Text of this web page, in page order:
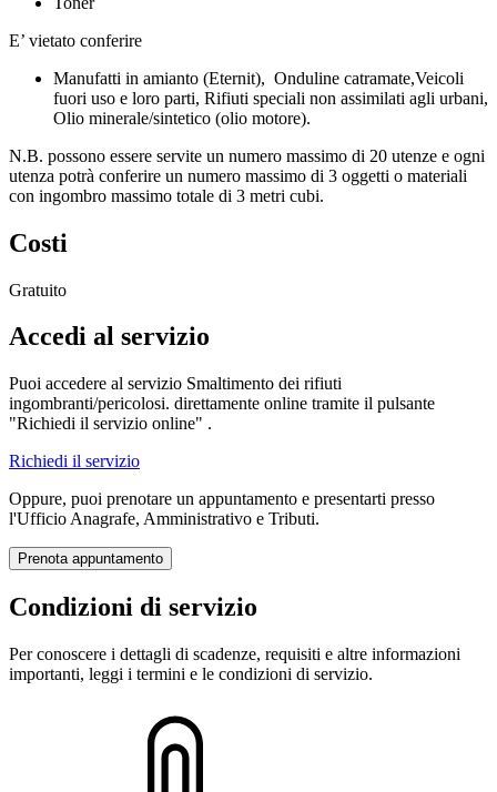
E’ vietato conferire
Manufatti in amianto (Eternit), Onduline catramate,Veicoli
fuori uso e loro parti, Rifiuti speciali non assimilati agli urbani,
Olio minerale/sintetico (olio motore).
N.B. possono essere servite un numero massimo di 20 utenze e ogni
utenza potrà conferire un numero massimo di 3 oggetti o materiali
con ingombro massimo totale di 3 metri cubi.
Costi
Gratuito
Accedi al servizio
Puoi accedere al servizio Smaltimento dei rifiuti
ingombranti/pericolosi. direttamente online tramite il pulsante
"Richiedi il servizio online" .
Richiedi il servizio
Oppure, puoi prenotare un appuntamento e presentarti presso
l'Ufficio Anagrafe, Amministrativo e Tributi.
Prenota appuntamento
Condizioni di servizio
Per conoscere i dettagli di scadenze, requisiti e altre informazioni
importanti, leggi i termini e le condizioni di servizio.